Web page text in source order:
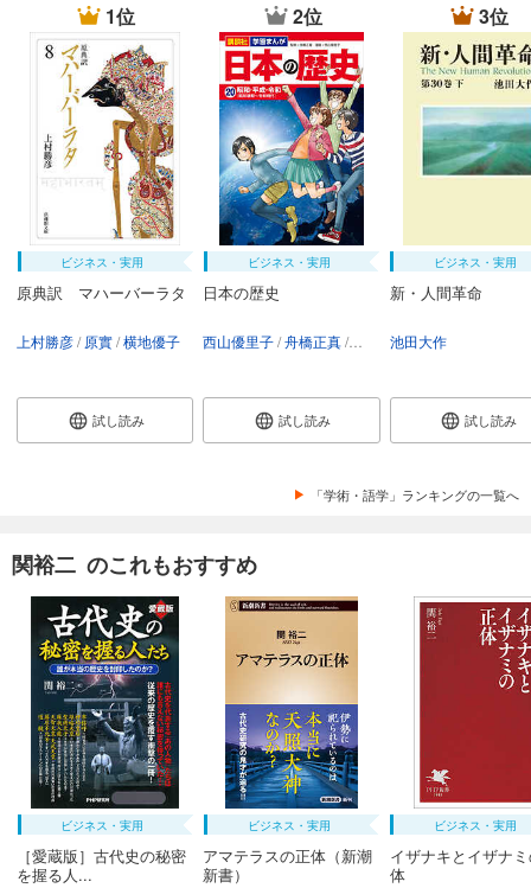
1位
ビジネス・実用
原典訳 マハーバーラタ
上村勝彦 原實 横地優子
試し読み
2位
ビジネス・実用
日本の歴史
西山優里子 舟橋正真 講談社
試し読み
3位
ビジネス・実用
新・人間革命
池田大作
試し読み
「学術・語学」ランキングの一覧へ
関裕二 のこれもおすすめ
ビジネス・実用
［愛蔵版］古代史の秘密
を握る人...
ビジネス・実用
アマテラスの正体（新潮
新書）
ビジネス・実用
イザナキとイザナ
体